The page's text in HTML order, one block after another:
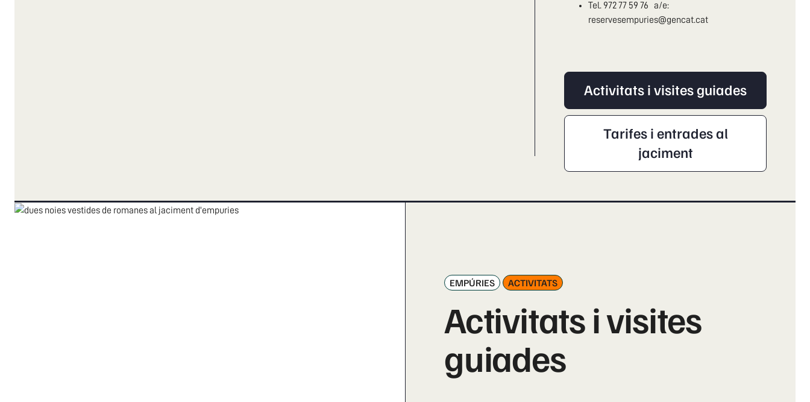
Tel. 972 77 59 76 a/e:
reservesempuries@gencat.cat
Activitats i visites guiades
Tarifes i entrades al
jaciment
EMPÚRIES ACTIVITATS
Activitats i visites
guiades